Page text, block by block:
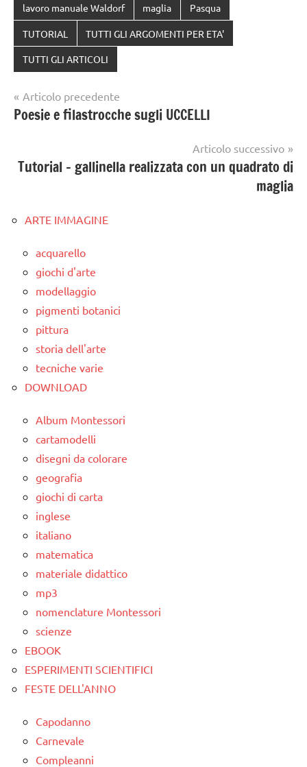
lavoro manuale Waldorf maglia Pasqua
TUTORIAL TUTTI GLI ARGOMENTI PER ETA'
TUTTI GLI ARTICOLI
Navigazione
articoli
Articolo precedente
Poesie e filastrocche sugli UCCELLI
Articolo successivo
Tutorial – gallinella realizzata con un quadrato di
maglia
ARTE IMMAGINE
acquarello
giochi d'arte
modellaggio
pigmenti botanici
pittura
storia dell'arte
tecniche varie
DOWNLOAD
Album Montessori
cartamodelli
disegni da colorare
geografia
giochi di carta
inglese
italiano
matematica
materiale didattico
mp3
nomenclature Montessori
scienze
EBOOK
ESPERIMENTI SCIENTIFICI
FESTE DELL'ANNO
Capodanno
Carnevale
Compleanni